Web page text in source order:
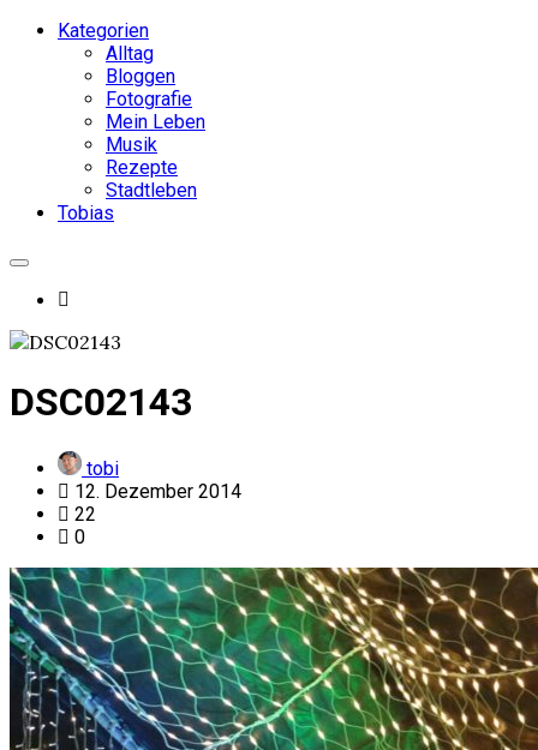
Kategorien
Alltag
Bloggen
Fotografie
Mein Leben
Musik
Rezepte
Stadtleben
Tobias
DSC02143
tobi
12. Dezember 2014
22
0